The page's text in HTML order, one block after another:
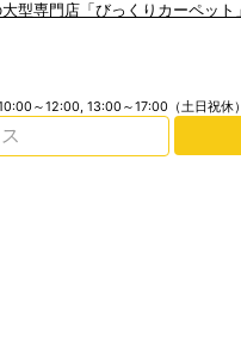
～12:00, 13:00～17:00（土日祝休）